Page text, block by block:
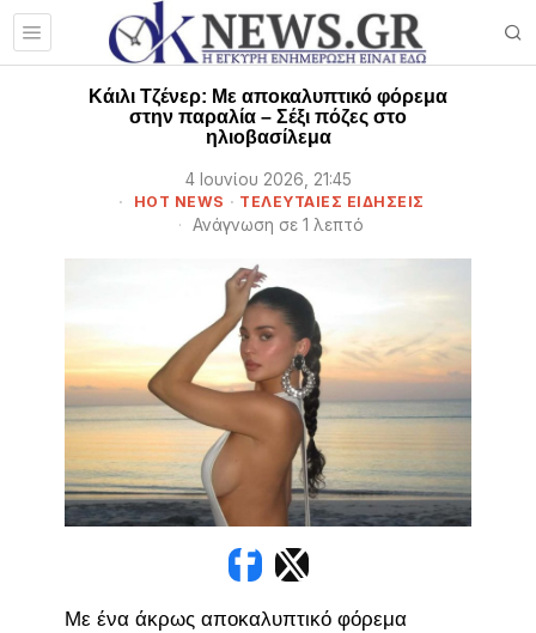
Κάιλι Τζένερ: Με αποκαλυπτικό φόρεμα
στην παραλία – Σέξι πόζες στο
ηλιοβασίλεμα
4 Ιουνίου 2026, 21:45
HOT NEWS · ΤΕΛΕΥΤΑΙΕΣ ΕΙΔΗΣΕΙΣ
Ανάγνωση σε 1 λεπτό
Με ένα άκρως αποκαλυπτικό φόρεμα